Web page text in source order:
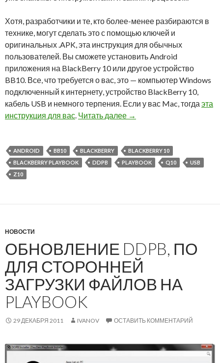
Хотя, разработчики и те, кто более-менее разбираются в
технике, могут сделать это с помощью ключей и
оригинальных .APK, эта инструкция для обычных
пользователей. Вы сможете установить Android
приложения на BlackBerry 10 или другое устройство
BB10. Все, что требуется о вас, это — компьютер Windows
подключенный к интернету, устройство BlackBerry 10,
кабель USB и немного терпения. Если у вас Mac, тогда эта
инструкция для вас. Читать далее Как установить Android
→
ANDROID BB10 BLACKBERRY
BLACKBERRY 10
BLACKBERRY PLAYBOOK
DDPB PLAYBOOK Q10
USB
Z10
НОВОСТИ
ОБНОВЛЕНИЕ DDPB, ПО
ДЛЯ СТОРОННЕЙ
ЗАГРУЗКИ ФАЙЛОВ НА
PLAYBOOK
29 ДЕКАБРЯ 2011 IVANOV ОСТАВИТЬ КОММЕНТАРИЙ